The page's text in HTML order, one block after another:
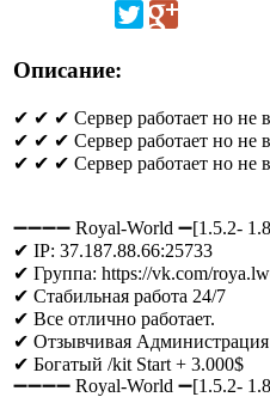
Описание:
✔ ✔ ✔ Сервер работает но не
✔ ✔ ✔ Сервер работает но не
✔ ✔ ✔ Сервер работает но не
➖➖➖➖ Royal-World ➖[1.5.2-
✔ IP: 37.187.88.66:25733
✔ Группа: https://vk.com/
✔ Стабильная работа 24/7
✔ Все отлично работает.
✔ Отзывчивая
✔ Богатый /kit Start + 3.000$
➖➖➖➖ Royal-World ➖[1.5.2-